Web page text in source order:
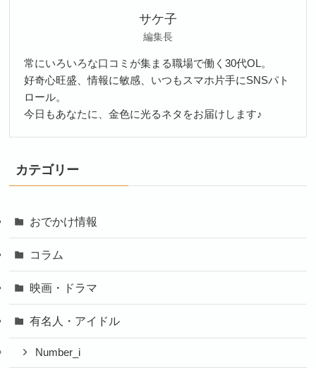
サケ子
編集長
常にいろいろな口コミが集まる職場で働く30代OL。
好奇心旺盛、情報に敏感、いつもスマホ片手にSNSパト
ロール。
今日もあなたに、金色に光るネタをお届けします♪
カテゴリー
おでかけ情報
コラム
映画・ドラマ
有名人・アイドル
Number_i